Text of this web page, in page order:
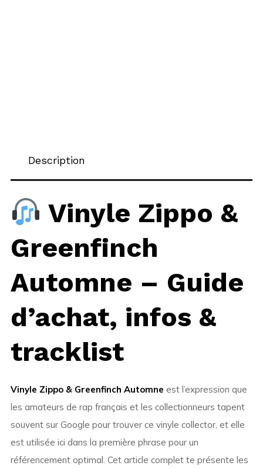
Description
Vinyle Zippo &
Greenfinch
Automne – Guide
d’achat, infos &
tracklist
Vinyle Zippo & Greenfinch Automne est l’expression que
les amateurs de rap français et les collectionneurs tapent
souvent sur Google pour trouver ce vinyle collector, et elle
est utilisée ici dans la première phrase pour un
référencement optimal. Cet article complet te présente les